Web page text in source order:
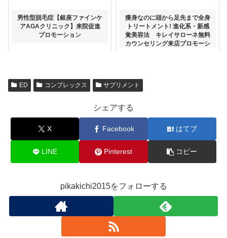
滋養強壮だけでなく、増大のお
悩みの方も最高峰の配合量【シ
トルリンDX】
男性型脱毛症【銀座ファインケ
アAGAクリニック】来院促進
プロモーション
痩身なのに頭から足先まで全身
トリートメント! 進化系・新感
覚美容法 キレイサローネ無料
カウンセリング来店プロモーシ
ED コンプレックス サプリメント
シェアする
X Facebook はてブ
LINE Pinterest コピー
pikakichi2015をフォローする